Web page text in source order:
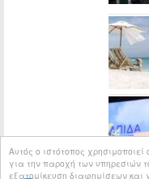
Αυτός ο ιστότοπος χρησιμοποιεί
για την παροχή των υπηρεσιών
εξατομίκευση διαφημίσεων και